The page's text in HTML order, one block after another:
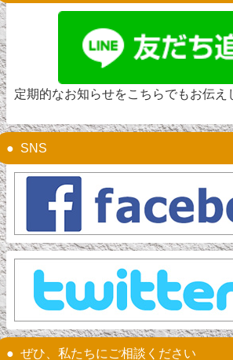
定期的なお知らせをこちらでもお伝え
SNS
ぜひ、私たちにご相談ください